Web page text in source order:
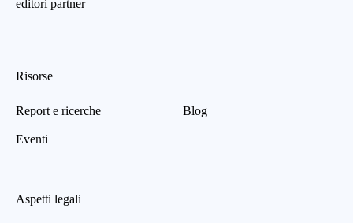
editori partner
Risorse
Report e ricerche
Eventi
Blog
Aspetti legali